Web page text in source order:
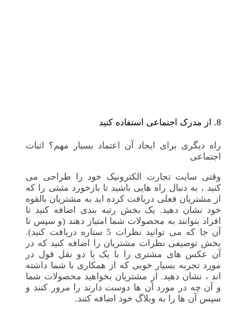
8. از مدرک اجتماعی استفاده کنید
راه دیگری برای ایجاد آن اعتماد بسیار مهم؟ اثبات
اجتماعی
وقتی سایت تجارت الکترونیک خود را طراحی می
کنید ، به دنبال راه هایی باشید تا بازخورد مثبتی را که
از مشتریان فعلی دریافت کرده اید به مشتریان بالقوه
خود نشان دهید. یک بخش رتبه بندی اضافه کنید تا
افراد بتوانند به محصولات شما امتیاز دهند (و سپس تا
آن جا که می توانید نظرات 5 ستاره دریافت کنید).
بخش توصیفی نظرات مشتریان را اضافه کنید که در
آن عکس های مشتری را با یک یا دو نقل قول در
مورد تجربه بسیار خوبی که از همکاری با شما داشته
اند ، نشان دهید. از مشتریان بخواهید محصولات شما
و آن چه در مورد آن ها دوست دارند را مرور کنند و
سپس آن ها را به وبلاگ خود اضافه کنند.